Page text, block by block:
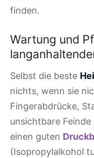
finden.
Wartung und
Selbst die beste
nichts, wenn sie
Fingerabdrücke,
unsichtbare
einen guten
(Isopropylalkohol